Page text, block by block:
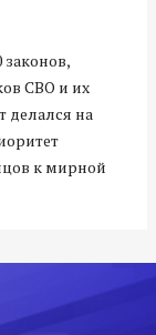
законов,
СВО и их
делался на
к мирной